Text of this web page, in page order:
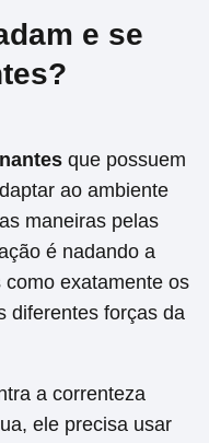
e se
que possuem
ao ambiente
maneiras pelas
é nadando a
exatamente os
diferentes forças da
a correnteza
ele precisa usar